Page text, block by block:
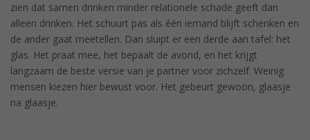
zien dat samen drinken minder relationele schade geeft dan
alleen drinken. Het schuurt pas als één iemand blijft schenken en
de ander gaat meetellen. Dan sluipt er een derde aan tafel: het
glas. Het praat mee, het bepaalt de avond, en het krijgt
langzaam de beste versie van je partner voor zichzelf. Weinig
mensen kiezen hier bewust voor. Het gebeurt gewoon, glaasje
na glaasje.